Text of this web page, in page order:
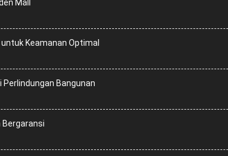
Mall
Keamanan Optimal
Perlindungan Bangunan
Bergaransi